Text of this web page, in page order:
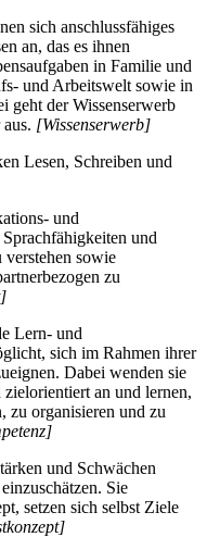
sich anschlussfähiges
an, das es ihnen
in Familie und
und Arbeitswelt sowie in
geht der Wissenserwerb
[Wissenserwerb]
Lesen, Schreiben und
und
und
sowie
zu
Lern- und
sich im Rahmen ihrer
Dabei wenden sie
an und lernen,
zu organisieren und zu
und Schwächen
Sie
setzen sich selbst Ziele